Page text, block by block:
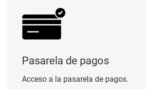
Pasarela de pagos
Acceso a la pasarela de pagos.